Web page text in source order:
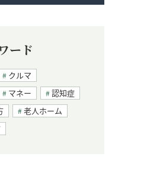
ード
クルマ
マネー
認知症
老人ホーム